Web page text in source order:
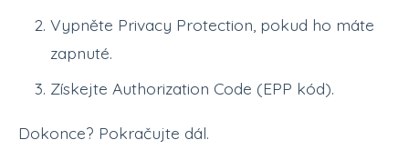
Vypněte Privacy Protection, pokud ho máte
zapnuté.
Získejte Authorization Code (EPP kód).
Dokonce? Pokračujte dál.